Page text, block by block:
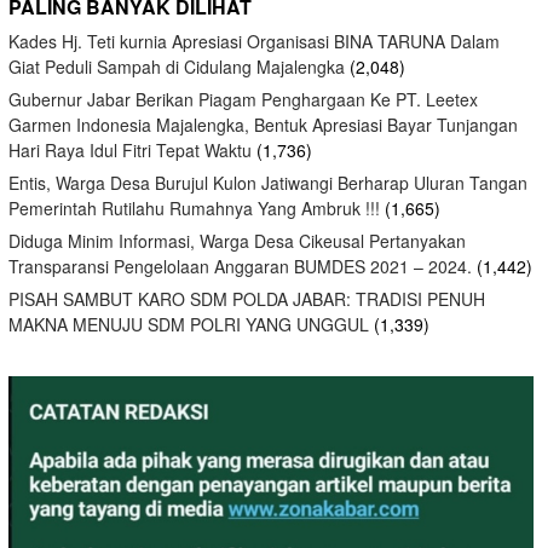
PALING BANYAK DILIHAT
Kades Hj. Teti kurnia Apresiasi Organisasi BINA TARUNA Dalam
Giat Peduli Sampah di Cidulang Majalengka (2,048)
Gubernur Jabar Berikan Piagam Penghargaan Ke PT. Leetex
Garmen Indonesia Majalengka, Bentuk Apresiasi Bayar Tunjangan
Hari Raya Idul Fitri Tepat Waktu (1,736)
Entis, Warga Desa Burujul Kulon Jatiwangi Berharap Uluran Tangan
Pemerintah Rutilahu Rumahnya Yang Ambruk !!! (1,665)
Diduga Minim Informasi, Warga Desa Cikeusal Pertanyakan
Transparansi Pengelolaan Anggaran BUMDES 2021 – 2024. (1,442)
PISAH SAMBUT KARO SDM POLDA JABAR: TRADISI PENUH
MAKNA MENUJU SDM POLRI YANG UNGGUL (1,339)